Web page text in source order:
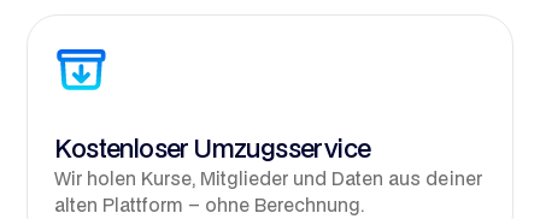
Kostenloser Umzugsservice
Wir holen Kurse, Mitglieder und Daten aus deiner
alten Plattform – ohne Berechnung.